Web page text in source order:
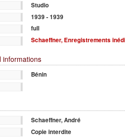
Studio
1939 - 1939
full
Schaeffner, Enregistrements
informations
Bénin
Schaeffner, André
Copie interdite